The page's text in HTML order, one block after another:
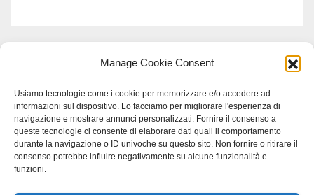
Manage Cookie Consent
Usiamo tecnologie come i cookie per memorizzare e/o accedere ad
informazioni sul dispositivo. Lo facciamo per migliorare l'esperienza di
navigazione e mostrare annunci personalizzati. Fornire il consenso a
queste tecnologie ci consente di elaborare dati quali il comportamento
durante la navigazione o ID univoche su questo sito. Non fornire o ritirare il
consenso potrebbe influire negativamente su alcune funzionalità e
funzioni.